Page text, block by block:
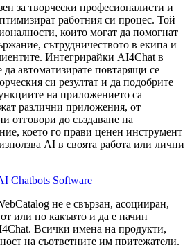
за творчески професионалисти и
работния си процес. Той
които могат да помогнат
сътрудничеството в екипа и
Интегрирайки AI4Chat в
автоматизирате повтарящи се
си резултат и да подобрите
на приложението са
различни приложения, от
отговори до създаване на
което го прави ценен инструмент
AI в своята работа или лични
Chatbots Software
не е свързан, асоцииран,
или по какъвто и да е начин
Всички имена на продукти,
на съответните им притежатели.